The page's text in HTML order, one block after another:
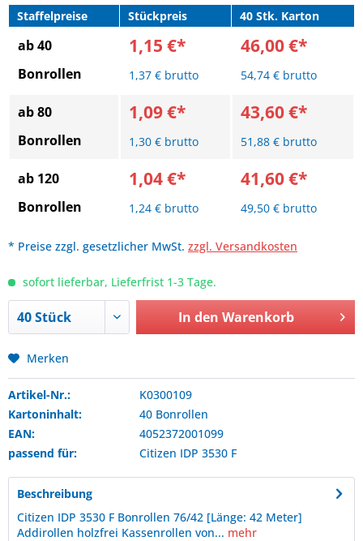
Staffelpreise Stückpreis 40 Stk. Karton
ab 40
Bonrollen
1,15 €*
1,37 € brutto
46,00 €*
54,74 € brutto
ab 80
Bonrollen
1,09 €*
1,30 € brutto
43,60 €*
51,88 € brutto
ab 120
Bonrollen
1,04 €*
1,24 € brutto
41,60 €*
49,50 € brutto
* Preise zzgl. gesetzlicher MwSt. zzgl. Versandkosten
sofort lieferbar, Lieferfrist 1-3 Tage.
In den Warenkorb
Merken
Artikel-Nr.:
K0300109
Kartoninhalt:
40 Bonrollen
EAN:
4052372001099
passend für:
Citizen IDP 3530 F
Beschreibung
Citizen IDP 3530 F Bonrollen 76/42 [Länge: 42 Meter]
Addirollen holzfrei Kassenrollen von... mehr